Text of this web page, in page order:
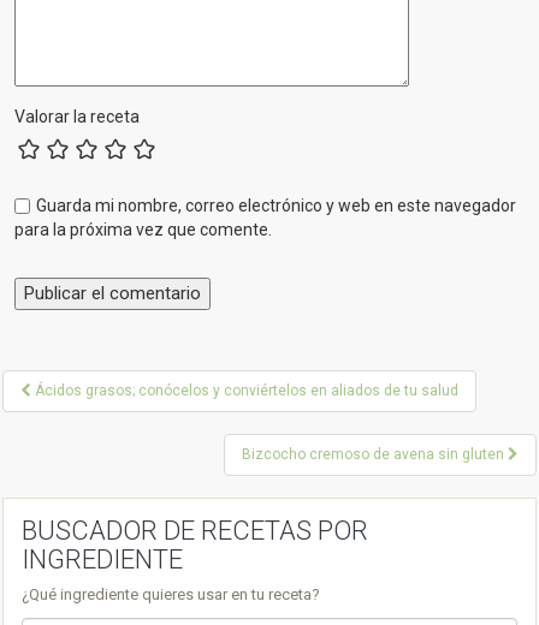
Valorar la receta
Guarda mi nombre, correo electrónico y web en este navegador
para la próxima vez que comente.
P
t
Ácidos grasos; conócelos y conviértelos en aliados de tu salud
Bizcocho cremoso de avena sin gluten
BUSCADOR DE RECETAS POR
INGREDIENTE
¿Qué ingrediente quieres usar en tu receta?